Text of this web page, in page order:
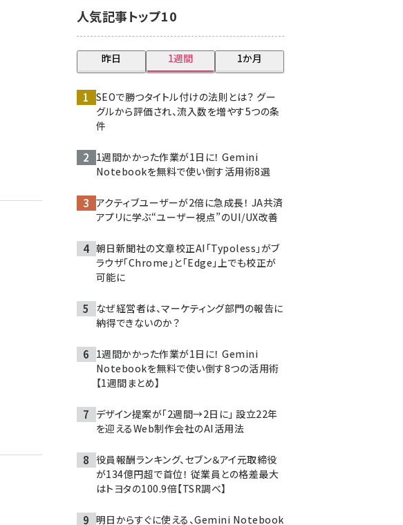
人気記事トップ10
昨日 1週間 1か月
SEOで勝つタイトル付けの法則とは？ グー
グルから評価され、流入数を増やす5つの条
件
1週間かかった作業が1日に！ Gemini
Notebookを無料で使い倒す活用術8選
アクティブユーザーが2倍に急成長！ JA共済
アプリに学ぶ“ユーザー視点”のUI/UX改善
朝日新聞社の文章校正AI「Typoless」がブ
ラウザ「Chrome」と「Edge」上でも校正が
可能に
なぜ経営者は、マーケティング部門の報告に
納得できないのか？
1週間かかった作業が1日に！ Gemini
Notebookを無料で使い倒す8つの活用術
【1週間まとめ】
デザイン提案が「2週間→2日に」 設立22年
を迎えるWeb制作会社のAI活用法
役員報酬ランキング、セブン＆アイ元取締役
が134億円超で首位！ 従業員との格差最大
はトヨタの100.9倍【TSR調べ】
明日からすぐに使える、Gemini Notebook